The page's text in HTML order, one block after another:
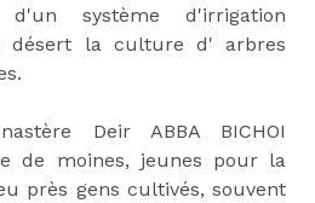
système d'irrigation
désert la culture d' arbres
Deir ABBA BICHOI
de moines, jeunes pour la
près gens cultivés, souvent